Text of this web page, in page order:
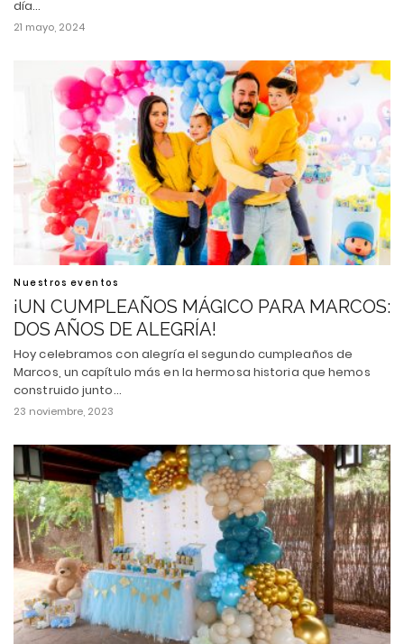
día…
21 mayo, 2024
Nuestros eventos
¡UN CUMPLEAÑOS MÁGICO PARA MARCOS:
DOS AÑOS DE ALEGRÍA!
Hoy celebramos con alegría el segundo cumpleaños de
Marcos, un capítulo más en la hermosa historia que hemos
construido junto…
23 noviembre, 2023